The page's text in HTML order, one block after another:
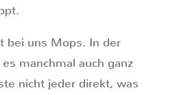
bei uns Mops. In der
manchmal auch ganz
nicht jeder direkt, was